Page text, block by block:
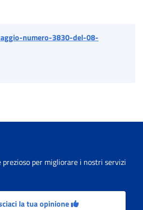
numero-3830-del-08-
per migliorare i nostri servizi
la tua opinione